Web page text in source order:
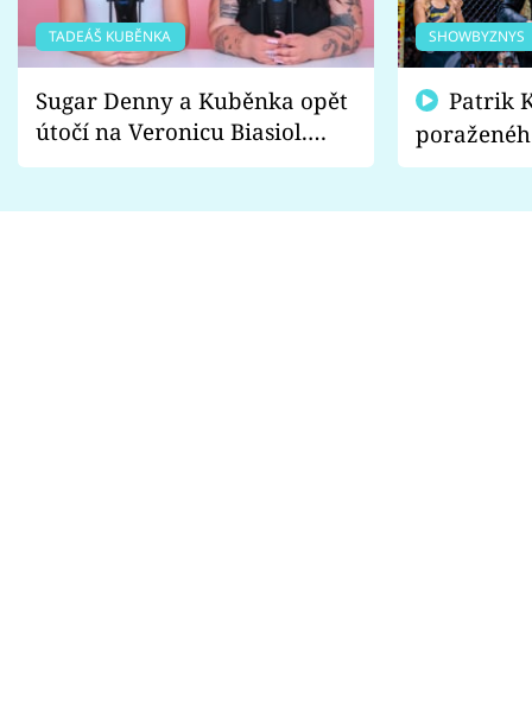
TADEÁŠ KUBĚNKA
Sugar Denny a Kuběnka opět
útočí na Veronicu Biasiol.
Proč je podle nich falešná a
SHOWBYZNYS
fanoušci